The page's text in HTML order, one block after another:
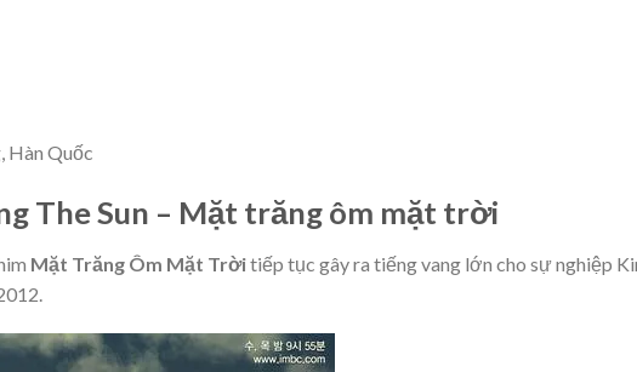
Hàn Quốc
The Sun – Mặt trăng ôm mặt trời
Mặt Trăng Ôm Mặt Trờitiếp tục gây ra tiếng vang lớn cho sự nghiệp